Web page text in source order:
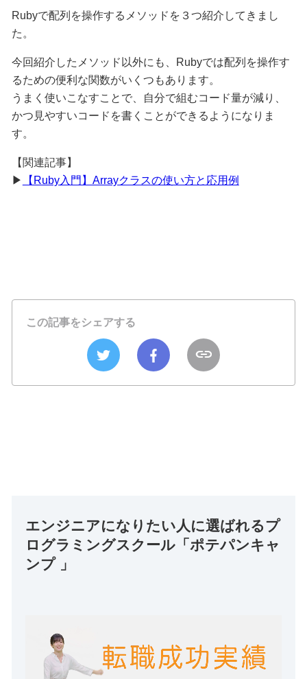
Rubyで配列を操作するメソッドを３つ紹介してきまし
た。
今回紹介したメソッド以外にも、Rubyでは配列を操作す
るための便利な関数がいくつもあります。
うまく使いこなすことで、自分で組むコード量が減り、
かつ見やすいコードを書くことができるようになりま
す。
【関連記事】
▶
【Ruby入門】Arrayクラスの使い方と応用例
この記事をシェアする
エンジニアになりたい人に選ばれるプ
ログラミングスクール「ポテパンキャ
ンプ 」